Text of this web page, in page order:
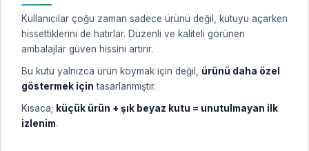
Kullanıcılar çoğu zaman sadece ürünü değil, kutuyu açarken
hissettiklerini de hatırlar. Düzenli ve kaliteli görünen
ambalajlar güven hissini artırır.
Bu kutu yalnızca ürün koymak için değil, ürünü daha özel
göstermek için tasarlanmıştır.
Kısaca; küçük ürün + şık beyaz kutu = unutulmayan ilk
izlenim.